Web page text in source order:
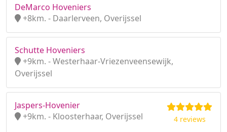
DeMarco Hoveniers
+8km. - Daarlerveen, Overijssel
Schutte Hoveniers
+9km. - Westerhaar-Vriezenveensewijk,
Overijssel
Jaspers-Hovenier
+9km. - Kloosterhaar, Overijssel
4 reviews